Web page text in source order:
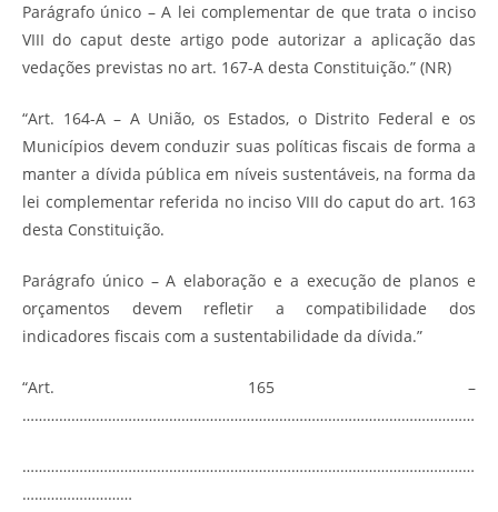
Parágrafo único – A lei complementar de que trata o inciso
VIII do caput deste artigo pode autorizar a aplicação das
vedações previstas no art. 167-A desta Constituição.” (NR)
“Art. 164-A – A União, os Estados, o Distrito Federal e os
Municípios devem conduzir suas políticas fiscais de forma a
manter a dívida pública em níveis sustentáveis, na forma da
lei complementar referida no inciso VIII do caput do art. 163
desta Constituição.
Parágrafo único – A elaboração e a execução de planos e
orçamentos devem refletir a compatibilidade dos
indicadores fiscais com a sustentabilidade da dívida.”
“Art. 165 –
…………………………………………………………………………………………………
…………………………………………………………………………………………………
………………………